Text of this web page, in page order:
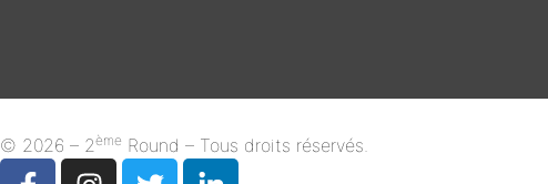
© 2026 – 2ème Round – Tous droits réservés.